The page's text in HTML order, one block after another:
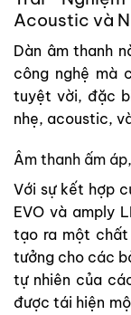
Acoustic và
Dàn âm thanh
công nghệ mà
tuyệt vời, đặc
nhẹ, acoustic,
Âm thanh ấm
Với sự kết hợp
EVO và amply
tạo ra một
tưởng cho các
tự nhiên của
được tái hiện